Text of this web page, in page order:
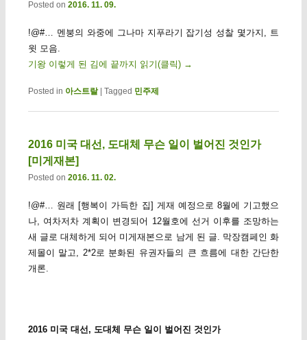
Posted on 2016. 11. 09.
!@#… 멘붕의 와중에 그나마 지푸라기 잡기성 성찰 몇가지, 트
윗 모음.
기왕 이렇게 된 김에 끝까지 읽기(클릭) →
Posted in 아스트랄 Tagged 민주제
2016 미국 대선, 도대체 무슨 일이 벌어진 것인가
[미게재본]
Posted on 2016. 11. 02.
!@#… 원래 [행복이 가득한 집] 게재 예정으로 8월에 기고했으
나, 여차저차 계획이 변경되어 12월호에 선거 이후를 조망하는
새 글로 대체하게 되어 미게재본으로 남게 된 글. 막장캠페인 화
제몰이 말고, 2*2로 분화된 유권자들의 큰 흐름에 대한 간단한
개론.
2016 미국 대선, 도대체 무슨 일이 벌어진 것인가